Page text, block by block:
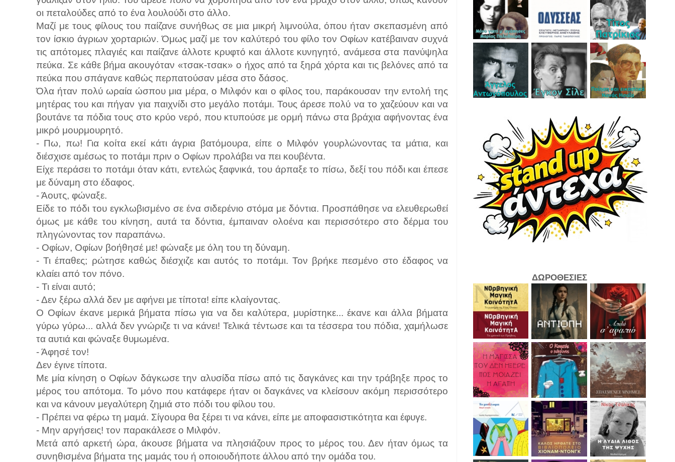
οι πεταλούδες από το ένα λουλούδι στο άλλο.
Μαζί με τους φίλους του παίζανε συνήθως σε μια μικρή λιμνούλα, όπου ήταν σκεπασμένη από
τον ίσκιο άγριων χορταριών. Όμως μαζί με τον καλύτερό του φίλο τον Οφίων κατέβαιναν συχνά
τις απότομες πλαγιές και παίζανε άλλοτε κρυφτό και άλλοτε κυνηγητό, ανάμεσα στα πανύψηλα
πεύκα. Σε κάθε βήμα ακουγόταν «τσακ-τσακ» ο ήχος από τα ξηρά χόρτα και τις βελόνες από τα
πεύκα που σπάγανε καθώς περπατούσαν μέσα στο δάσος.
Όλα ήταν πολύ ωραία ώσπου μια μέρα, ο Μιλφόν και ο φίλος του, παράκουσαν την εντολή της
μητέρας του και πήγαν για παιχνίδι στο μεγάλο ποτάμι. Τους άρεσε πολύ να το χαζεύουν και να
βουτάνε τα πόδια τους στο κρύο νερό, που κτυπούσε με ορμή πάνω στα βράχια αφήνοντας ένα
μικρό μουρμουρητό.
- Πω, πω! Για κοίτα εκεί κάτι άγρια βατόμουρα, είπε ο Μιλφόν γουρλώνοντας τα μάτια, και
διέσχισε αμέσως το ποτάμι πριν ο Οφίων προλάβει να πει κουβέντα.
Είχε περάσει το ποτάμι όταν κάτι, εντελώς ξαφνικά, του άρπαξε το πίσω, δεξί του πόδι και έπεσε
με δύναμη στο έδαφος.
- Άουτς, φώναξε.
Είδε το πόδι του εγκλωβισμένο σε ένα σιδερένιο στόμα με δόντια. Προσπάθησε να ελευθερωθεί
όμως με κάθε του κίνηση, αυτά τα δόντια, έμπαιναν ολοένα και περισσότερο στο δέρμα του
πληγώνοντας τον παραπάνω.
- Οφίων, Οφίων βοήθησέ με! φώναξε με όλη του τη δύναμη.
- Τι έπαθες; ρώτησε καθώς διέσχιζε και αυτός το ποτάμι. Τον βρήκε πεσμένο στο έδαφος να
κλαίει από τον πόνο.
- Τι είναι αυτό;
- Δεν ξέρω αλλά δεν με αφήνει με τίποτα! είπε κλαίγοντας.
Ο Οφίων έκανε μερικά βήματα πίσω για να δει καλύτερα, μυρίστηκε... έκανε και άλλα βήματα
γύρω γύρω... αλλά δεν γνώριζε τι να κάνει! Τελικά τέντωσε και τα τέσσερα του πόδια, χαμήλωσε
τα αυτιά και φώναξε θυμωμένα.
- Άφησέ τον!
Δεν έγινε τίποτα.
Με μία κίνηση ο Οφίων δάγκωσε την αλυσίδα πίσω από τις δαγκάνες και την τράβηξε προς το
μέρος του απότομα. Το μόνο που κατάφερε ήταν οι δαγκάνες να κλείσουν ακόμη περισσότερο
και να κάνουν μεγαλύτερη ζημιά στο πόδι του φίλου του.
- Πρέπει να φέρω τη μαμά. Σίγουρα θα ξέρει τι να κάνει, είπε με αποφασιστικότητα και έφυγε.
- Μην αργήσεις! τον παρακάλεσε ο Μιλφόν.
Μετά από αρκετή ώρα, άκουσε βήματα να πλησιάζουν προς το μέρος του. Δεν ήταν όμως τα
συνηθισμένα βήματα της μαμάς του ή οποιουδήποτε άλλου από την ομάδα του.
ΔΩΡΟΘΕΣΙΕΣ